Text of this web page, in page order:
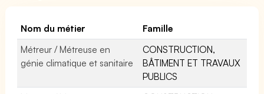
Nom du métier
Famille
Métreur / Métreuse en
génie climatique et sanitaire
CONSTRUCTION,
BÂTIMENT ET TRAVAUX
PUBLICS